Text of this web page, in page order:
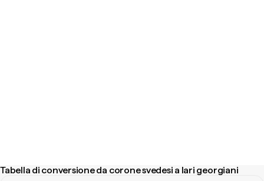
Tabella di conversione da corone svedesi a lari georgiani